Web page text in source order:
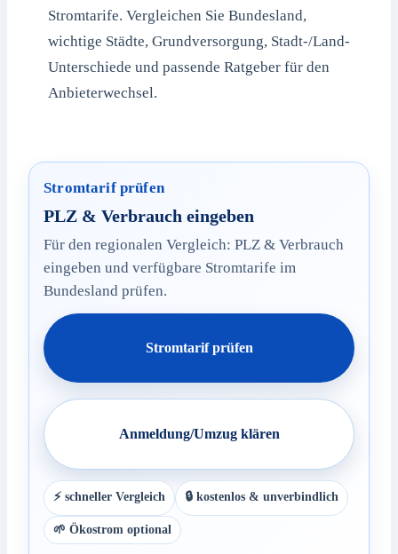
Stromtarife. Vergleichen Sie Bundesland,
wichtige Städte, Grundversorgung, Stadt-/Land-
Unterschiede und passende Ratgeber für den
Anbieterwechsel.
Stromtarif prüfen
PLZ & Verbrauch eingeben
Für den regionalen Vergleich: PLZ & Verbrauch
eingeben und verfügbare Stromtarife im
Bundesland prüfen.
Stromtarif prüfen
Anmeldung/Umzug klären
⚡ schneller Vergleich 🔒 kostenlos & unverbindlich
🌱 Ökostrom optional